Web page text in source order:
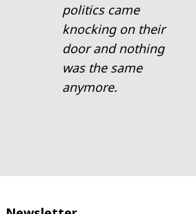
politics came
knocking on their
door and nothing
was the same
anymore.